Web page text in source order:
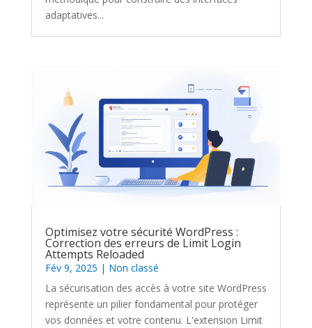
adaptatives...
Optimisez votre sécurité WordPress :
Correction des erreurs de Limit Login
Attempts Reloaded
Fév 9, 2025 | Non classé
La sécurisation des accès à votre site WordPress
représente un pilier fondamental pour protéger
vos données et votre contenu. L'extension Limit